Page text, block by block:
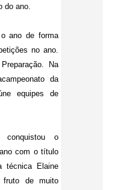
do ano.
ano de forma
no ano.
Na
da
equipes de
o
com o título
técnica Elaine
fruto de muito